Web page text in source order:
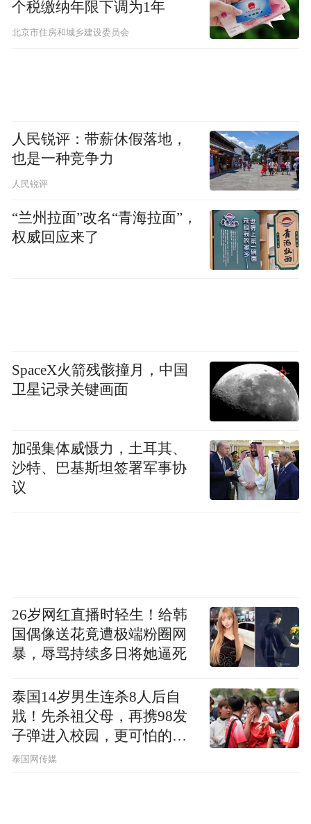
个税缴纳年限下调为1年
北京市住房和城乡建设委员会
人民锐评：带薪休假落地，
也是一种竞争力
人民锐评
“兰州拉面”改名“青海拉面”，
权威回应来了
SpaceX火箭残骸撞月，中国
卫星记录关键画面
加强集体威慑力，土耳其、
沙特、巴基斯坦签署军事协
议
26岁网红直播时轻生！给韩
国偶像送花竟遭极端粉圈网
暴，辱骂持续多日将她逼死
泰国14岁男生连杀8人后自
戕！先杀祖父母，再携98发
子弹进入校园，更可怕的细
节公布了
泰国网传媒